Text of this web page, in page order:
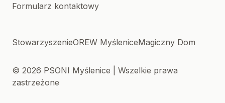
Formularz kontaktowy
StowarzyszenieOREW MyśleniceMagiczny Dom
© 2026 PSONI Myślenice | Wszelkie prawa
zastrzeżone